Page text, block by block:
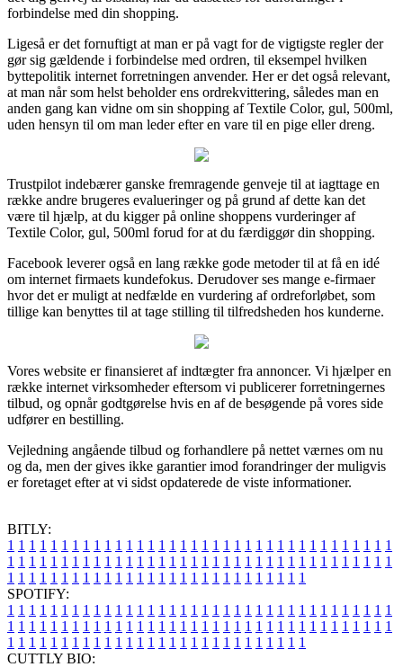
forbindelse med din shopping.
Ligeså er det fornuftigt at man er på vagt for de vigtigste regler der
gør sig gældende i forbindelse med ordren, til eksempel hvilken
byttepolitik internet forretningen anvender. Her er det også relevant,
at man når som helst beholder ens ordrekvittering, således man en
anden gang kan vidne om sin shopping af Textile Color, gul, 500ml,
uden hensyn til om man leder efter en vare til en pige eller dreng.
Trustpilot indebærer ganske fremragende genveje til at iagttage en
række andre brugeres evalueringer og på grund af dette kan det
være til hjælp, at du kigger på online shoppens vurderinger af
Textile Color, gul, 500ml forud for at du færdiggør din shopping.
Facebook leverer også en lang række gode metoder til at få en idé
om internet firmaets kundefokus. Derudover ses mange e-firmaer
hvor det er muligt at nedfælde en vurdering af ordreforløbet, som
tillige kan benyttes til at tage stilling til tilfredsheden hos kunderne.
Vores website er finansieret af indtægter fra annoncer. Vi hjælper en
række internet virksomheder eftersom vi publicerer forretningernes
tilbud, og opnår godtgørelse hvis en af de besøgende på vores side
udfører en bestilling.
Vejledning angående tilbud og forhandlere på nettet værnes om nu
og da, men der gives ikke garantier imod forandringer der muligvis
er foretaget efter at vi sidst opdaterede de viste informationer.
BITLY:
1 1 1 1 1 1 1 1 1 1 1 1 1 1 1 1 1 1 1 1 1 1 1 1 1 1 1 1 1 1 1 1 1 1 1 1
1 1 1 1 1 1 1 1 1 1 1 1 1 1 1 1 1 1 1 1 1 1 1 1 1 1 1 1 1 1 1 1 1 1 1 1
1 1 1 1 1 1 1 1 1 1 1 1 1 1 1 1 1 1 1 1 1 1 1 1 1 1 1 1
SPOTIFY:
1 1 1 1 1 1 1 1 1 1 1 1 1 1 1 1 1 1 1 1 1 1 1 1 1 1 1 1 1 1 1 1 1 1 1 1
1 1 1 1 1 1 1 1 1 1 1 1 1 1 1 1 1 1 1 1 1 1 1 1 1 1 1 1 1 1 1 1 1 1 1 1
1 1 1 1 1 1 1 1 1 1 1 1 1 1 1 1 1 1 1 1 1 1 1 1 1 1 1 1
CUTTLY BIO: